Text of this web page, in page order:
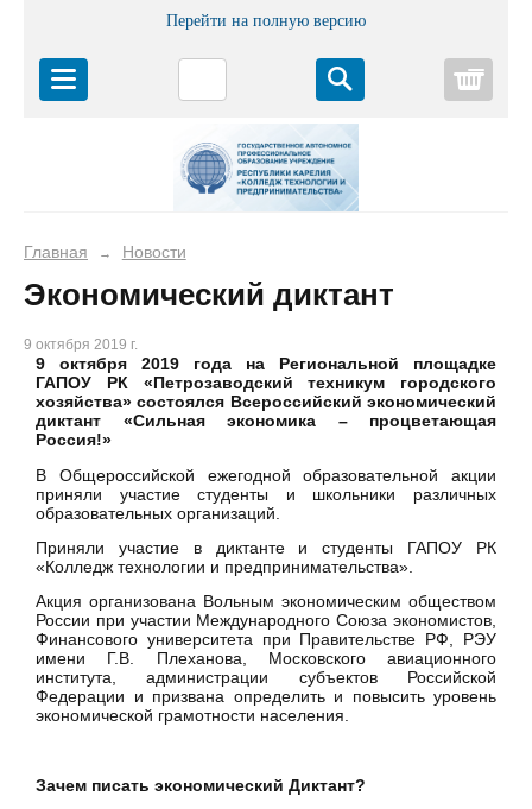
Перейти на полную версию
Главная → Новости
Экономический диктант
9 октября 2019 г.
9 октября 2019 года на Региональной площадке
ГАПОУ РК «Петрозаводский техникум городского
хозяйства» состоялся Всероссийский экономический
диктант «Сильная экономика – процветающая
Россия!»
В Общероссийской ежегодной образовательной акции
приняли участие студенты и школьники различных
образовательных организаций.
Приняли участие в диктанте и студенты ГАПОУ РК
«Колледж технологии и предпринимательства».
Акция организована Вольным экономическим обществом
России при участии Международного Союза экономистов,
Финансового университета при Правительстве РФ, РЭУ
имени Г.В. Плеханова, Московского авиационного
института, администрации субъектов Российской
Федерации и призвана определить и повысить уровень
экономической грамотности населения.
Зачем писать экономический Диктант?